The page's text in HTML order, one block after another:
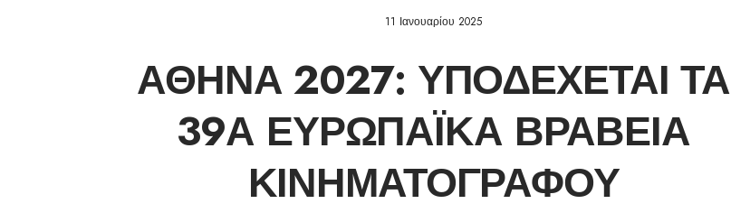
11 Ιανουαρίου 2025
ΑΘΉΝΑ 2027: ΥΠΟΔΈΧΕΤΑΙ ΤΑ
39Α ΕΥΡΩΠΑΪΚΆ ΒΡΑΒΕΊΑ
ΚΙΝΗΜΑΤΟΓΡΆΦΟΥ